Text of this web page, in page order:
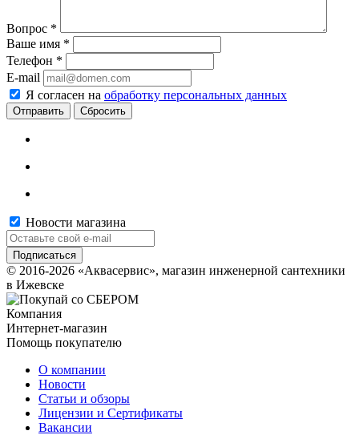
Вопрос *
Ваше имя *
Телефон *
E-mail
Я согласен на обработку персональных данных
Сбросить
Новости магазина
© 2016-2026 «Аквасервис», магазин инженерной сантехники
в Ижевске
Компания
Интернет-магазин
Помощь покупателю
О компании
Новости
Статьи и обзоры
Лицензии и Сертификаты
Вакансии